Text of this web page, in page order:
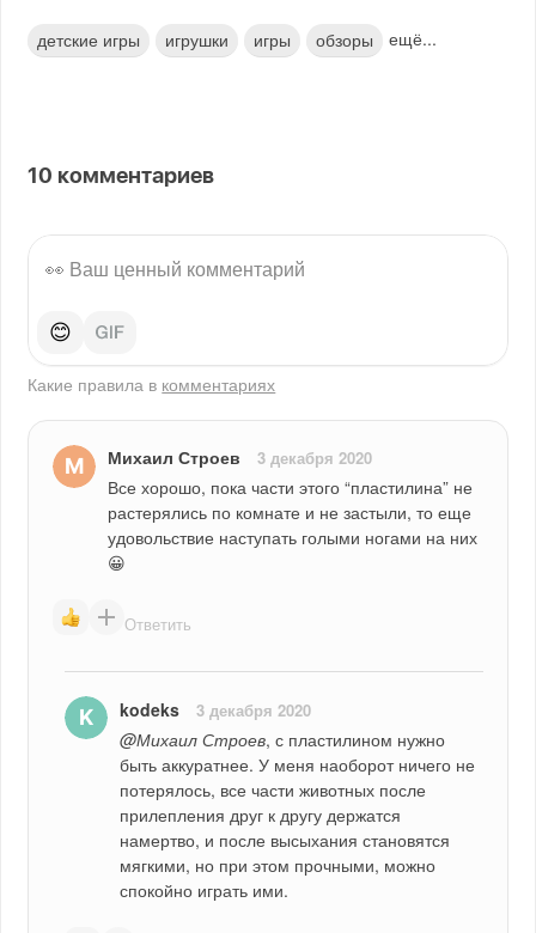
детские игры игрушки игры обзоры ещё...
10 комментариев
😊
Какие правила в комментариях
Михаил Строев 3 декабря 2020
Все хорошо, пока части этого “пластилина” не
растерялись по комнате и не застыли, то еще
удовольствие наступать голыми ногами на них
😀
Ответить
kodeks 3 декабря 2020
@Михаил Строев, с пластилином нужно
быть аккуратнее. У меня наоборот ничего не
потерялось, все части животных после
прилепления друг к другу держатся
намертво, и после высыхания становятся
мягкими, но при этом прочными, можно
спокойно играть ими.